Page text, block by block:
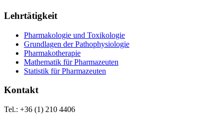
Lehrtätigkeit
Pharmakologie und Toxikologie
Grundlagen der Pathophysiologie
Pharmakotherapie
Mathematik für Pharmazeuten
Statistik für Pharmazeuten
Kontakt
Tel.: +36 (1) 210 4406